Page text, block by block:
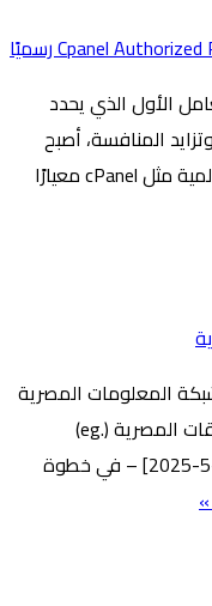
الأول الذي يحدد
المنافسة، أصبح
الحصول على اعتماد رسمي من شركات عالمية مثل cPanel معيارًا
المعلومات المصرية
يعلنان عن أول موزع معتمد لتسجيل النطاقات المصرية (.eg)
بالتعاون مع استضافة مصر القاهرة، [12-5-2025] – في خطوة